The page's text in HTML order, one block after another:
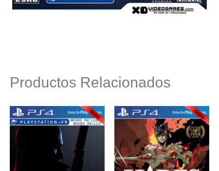
Productos Relacionados